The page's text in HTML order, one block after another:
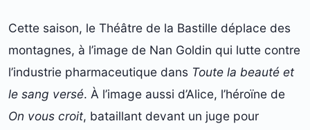
Cette saison, le Théâtre de la Bastille déplace des
montagnes, à l’image de Nan Goldin qui lutte contre
l’industrie pharmaceutique dans Toute la beauté et
le sang versé. À l’image aussi d’Alice, l’héroïne de
On vous croit, bataillant devant un juge pour